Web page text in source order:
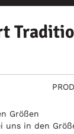
Größen
uns in den